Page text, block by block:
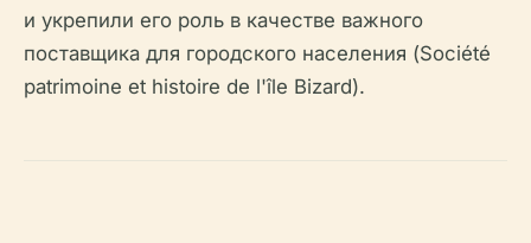
и укрепили его роль в качестве важного
поставщика для городского населения (Société
patrimoine et histoire de l'île Bizard).